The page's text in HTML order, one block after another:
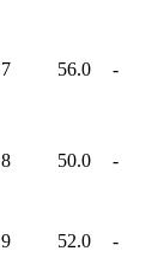
7 56.0 -
8 50.0 -
9 52.0 -